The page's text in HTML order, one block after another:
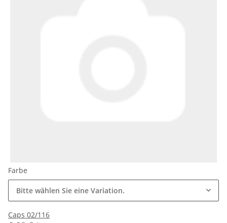
Farbe
Bitte wählen Sie eine Variation.
Caps 02/116